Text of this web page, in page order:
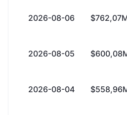
2026-08-06
2026-08-05
2026-08-04